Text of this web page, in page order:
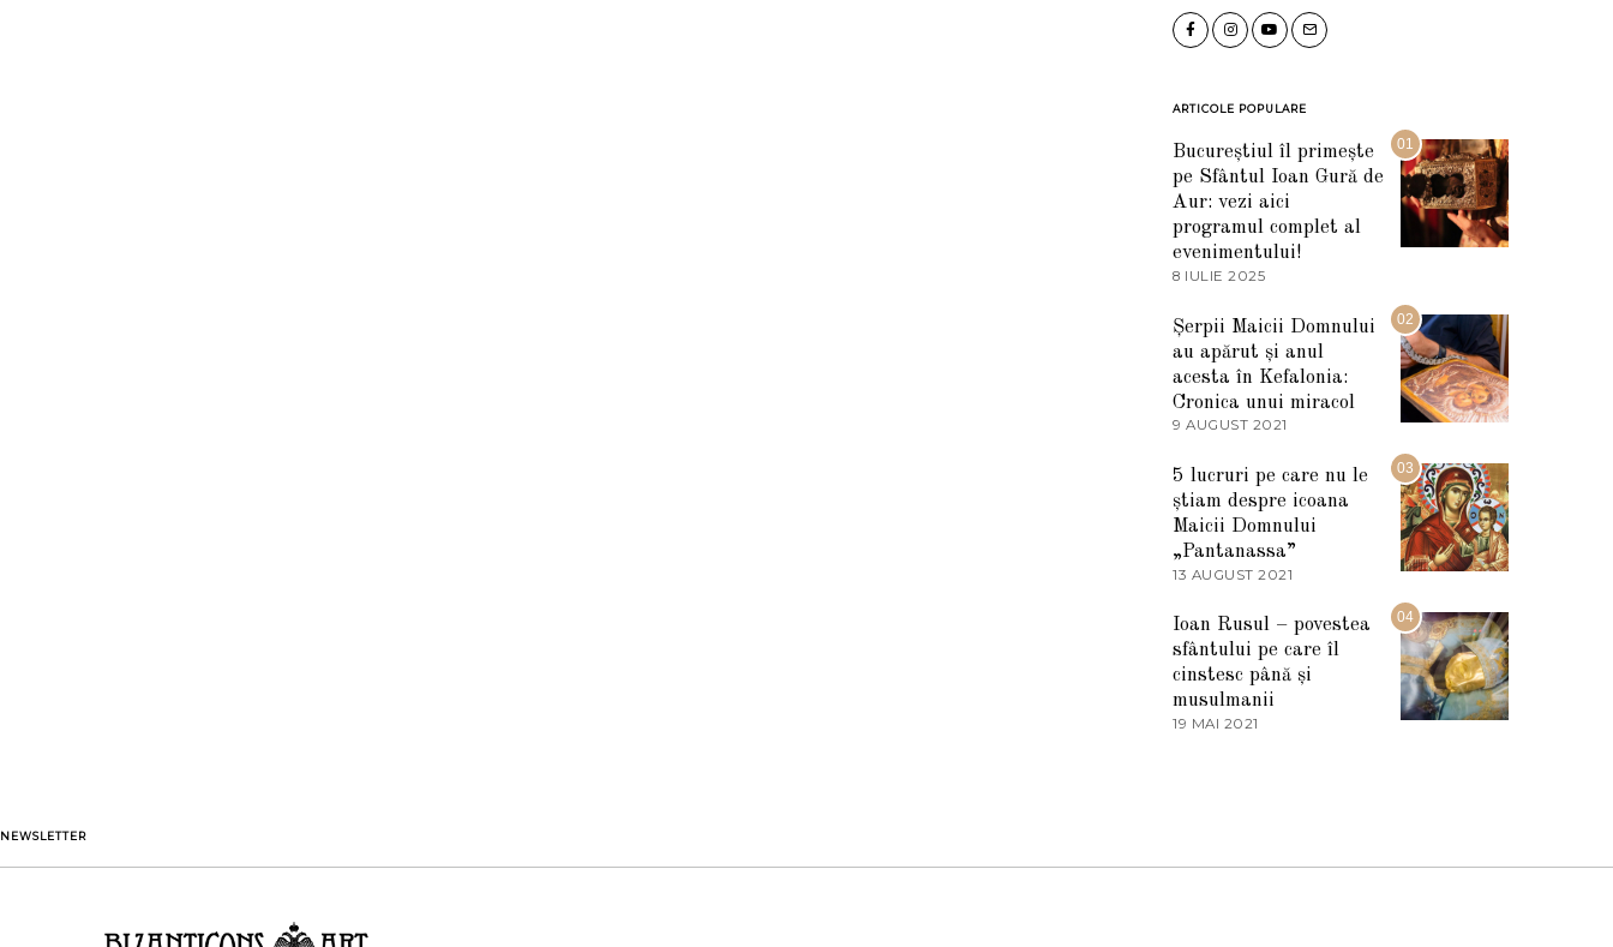
ARTICOLE POPULARE
01
Bucureștiul îl primește
pe Sfântul Ioan Gură de
Aur: vezi aici
programul complet al
evenimentului!
8 IULIE 2025
U
L
I
2
0
5
02
Șerpii Maicii Domnului
au apărut și anul
acesta în Kefalonia:
Cronica unui miracol
9 AUGUST 2021
A
R
T
I
2
2
2
03
5 lucruri pe care nu le
știam despre icoana
Maicii Domnului
„Pantanassa”
13 AUGUST 2021
U
G
U
S
04
Ioan Rusul – povestea
sfântului pe care îl
cinstesc până și
musulmanii
19 MAI 2021
NEWSLETTER